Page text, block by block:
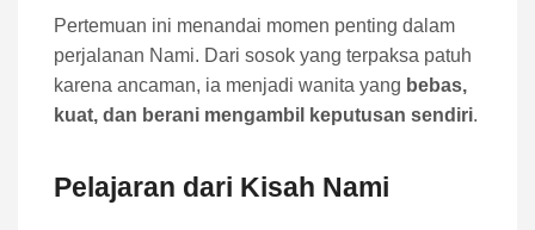
Pertemuan ini menandai momen penting dalam
perjalanan Nami. Dari sosok yang terpaksa patuh
karena ancaman, ia menjadi wanita yang bebas,
kuat, dan berani mengambil keputusan sendiri.
Pelajaran dari Kisah Nami